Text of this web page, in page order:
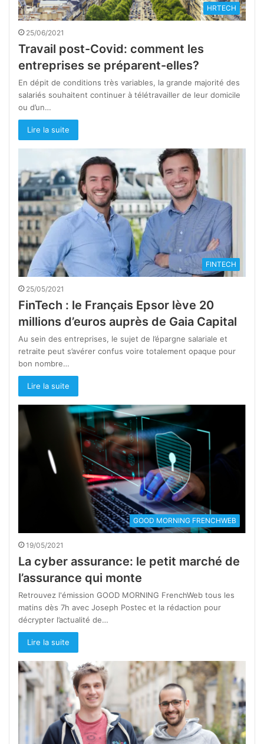
HRTECH
25/06/2021
Travail post-Covid: comment les
entreprises se préparent-elles?
En dépit de conditions très variables, la grande majorité des
salariés souhaitent continuer à télétravailler de leur domicile
ou d’un…
Lire la suite
FINTECH
25/05/2021
FinTech : le Français Epsor lève 20
millions d’euros auprès de Gaia Capital
Au sein des entreprises, le sujet de l’épargne salariale et
retraite peut s’avérer confus voire totalement opaque pour
bon nombre…
Lire la suite
GOOD MORNING FRENCHWEB
19/05/2021
La cyber assurance: le petit marché de
l’assurance qui monte
Retrouvez l'émission GOOD MORNING FrenchWeb tous les
matins dès 7h avec Joseph Postec et la rédaction pour
décrypter l’actualité de…
Lire la suite